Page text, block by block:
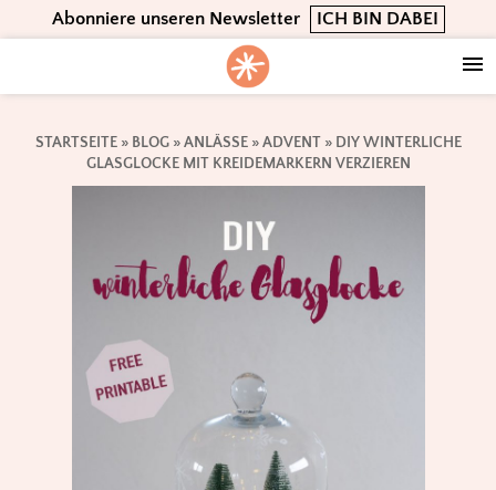
to
navigation
to
content
to
Abonniere unseren Newsletter ICH BIN DABEI
STARTSEITE» BLOG»ANLÄSSE»ADVENT» DIY WINTERLICHE
GLASGLOCKE MIT KREIDEMARKERN VERZIEREN